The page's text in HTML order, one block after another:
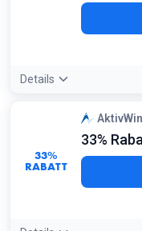
Details
Angebotsdetails:
perfekt für extrem
jeden Skischuh
Bedingungen:
Nur auf das 10er-
33%
RABATT
33%